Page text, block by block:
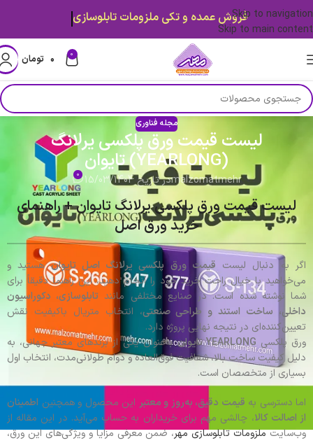
Skip to navigation
Skip to main content
0 ۰ تومان
مجله فناوری
لیست قیمت ورق پلکسی یرلانگ
(YEARLONG) تایوان
malzomatmehrدر تاریخ 15/03/1404 0
لیست قیمت ورق پلکسی یرلانگ تایوان + راهنمای
خرید ورق اصل
اگر به دنبال لیست قیمت ورق پلکسی یرلانگ اصل تایوانهستید و
می‌خواهید با خیال راحت خرید خود را انجام دهید، این راهنما دقیقاً برای
شما نوشته شده است. در صنایع مختلفی مانند تابلوسازی، دکوراسیون
داخلی، ساخت استند و طراحی صنعتی، انتخاب متریال باکیفیت نقش
تعیین‌کننده‌ای در نتیجه نهایی پروژه دارد.
ورق پلکسی YEARLONG تایوان
به‌عنوان یکی از برندهای معتبر جهانی، به
دلیل کیفیت ساخت بالا، شفافیت فوق‌العاده و دوام طولانی‌مدت، انتخاب اول
بسیاری از متخصصان است.
اما دسترسی به قیمت دقیق، به‌روز و معتبر این محصول و همچنین اطمینان
از اصالت کالا، چالشی مهم برای خریداران به حساب می‌آید. در این مقاله از
وب‌سایتملزومات تابلوسازی مهر، ضمن معرفی مزایا و ویژگی‌های این ورق،
فروش عمده و تکی ملزومات تابلوسازی